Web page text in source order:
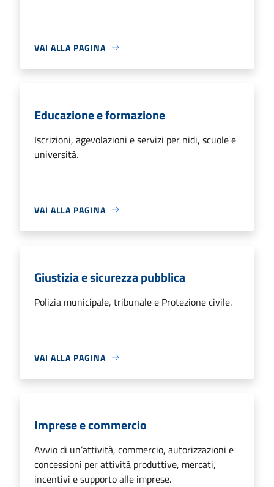
VAI ALLA PAGINA
Educazione e formazione
Iscrizioni, agevolazioni e servizi per nidi, scuole e
università.
VAI ALLA PAGINA
Giustizia e sicurezza pubblica
Polizia municipale, tribunale e Protezione civile.
VAI ALLA PAGINA
Imprese e commercio
Avvio di un’attività, commercio, autorizzazioni e
concessioni per attività produttive, mercati,
incentivi e supporto alle imprese.